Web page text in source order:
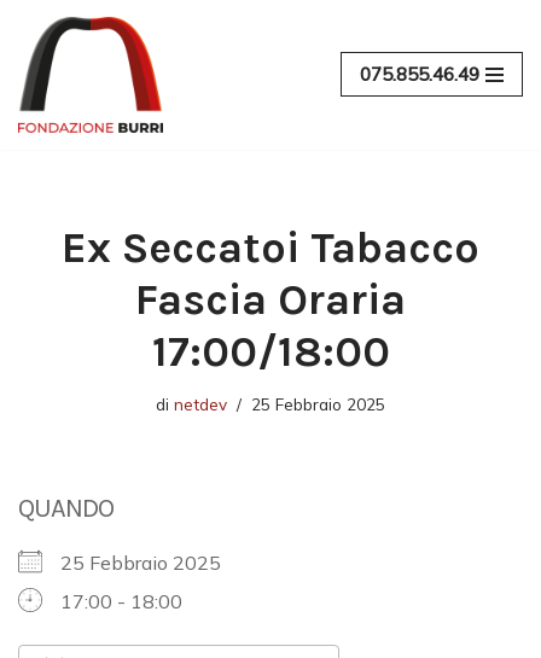
Vai
al
contenuto
075.855.46.49
Ex Seccatoi Tabacco
Fascia Oraria
17:00/18:00
di netdev 25 Febbraio 2025
QUANDO
25 Febbraio 2025
17:00 - 18:00